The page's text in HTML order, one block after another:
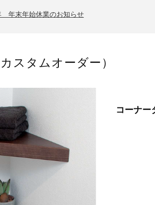
年末年始休業のお知らせ
スタムオーダー）
コーナー